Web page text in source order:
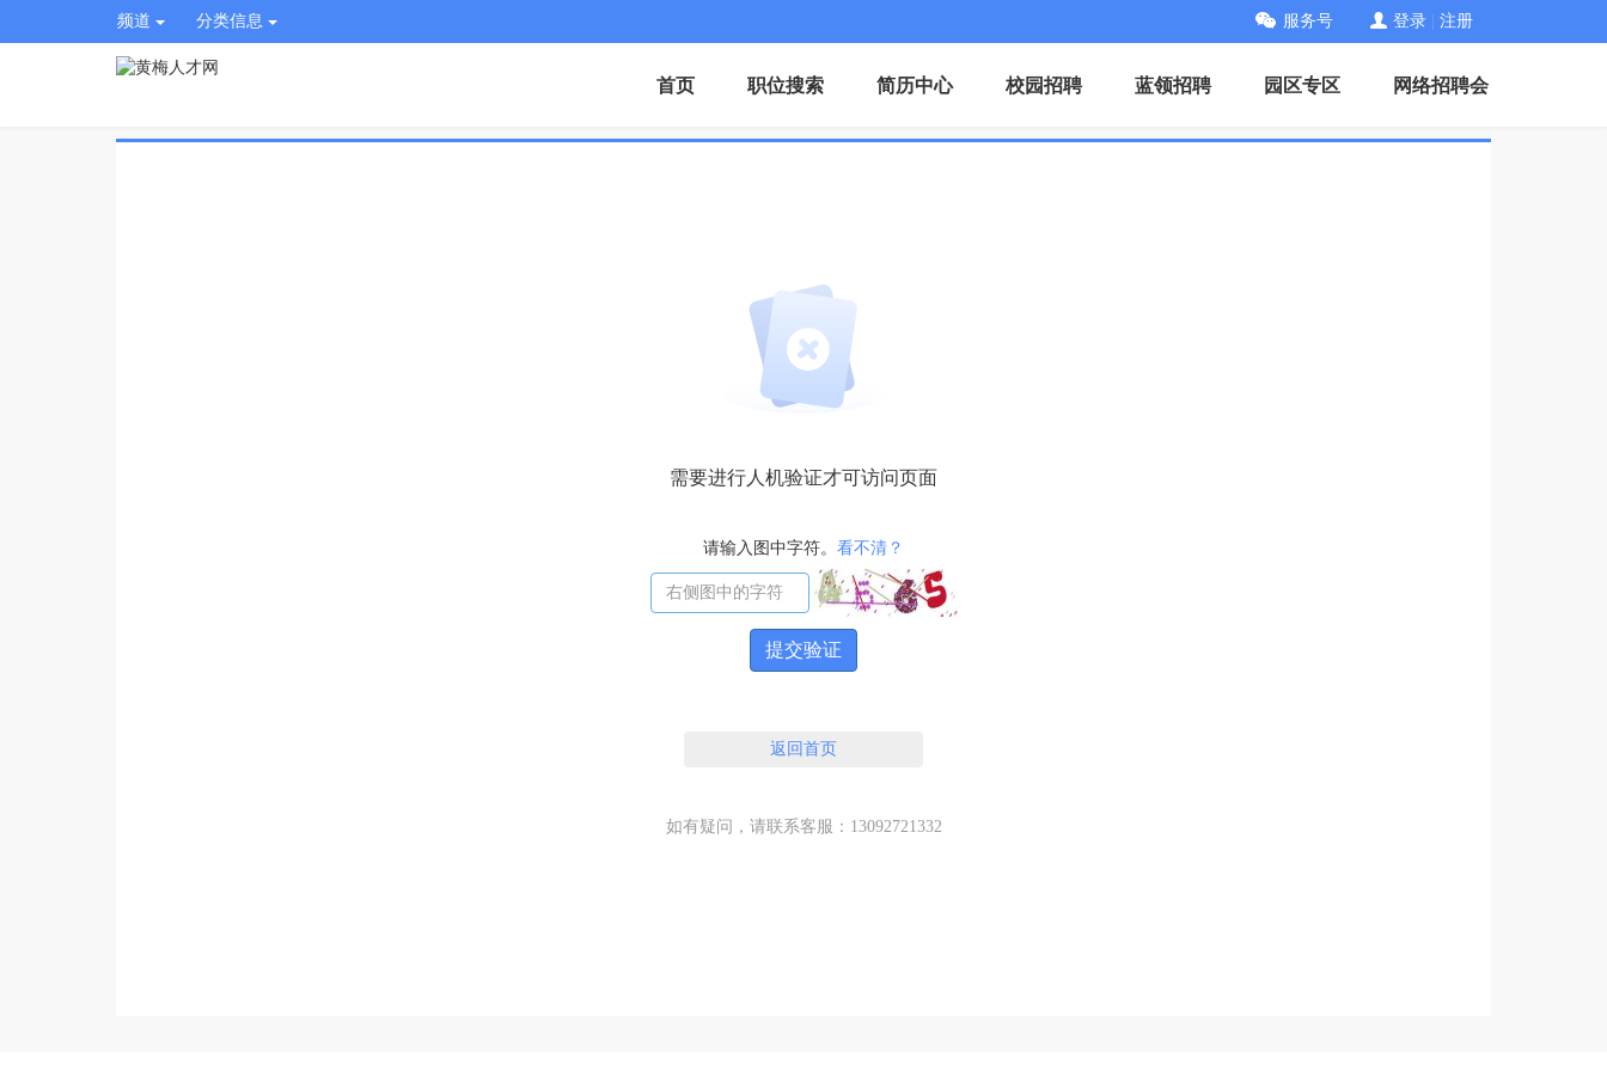
频道 分类信息 服务号 登录 注册
首页 职位搜索 简历中心 校园招聘 蓝领招聘 园区专区 网络招聘会
需要进行人机验证才可访问页面
请输入图中字符。 看不清？
提交验证
返回首页
如有疑问，请联系客服：13092721332